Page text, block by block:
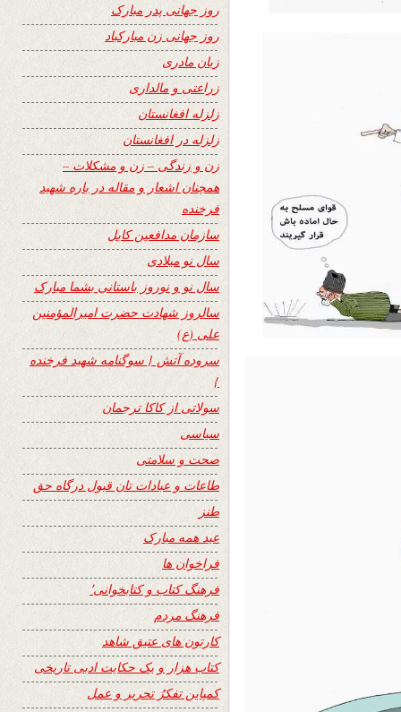
روز جهانی پدر مبارک
روز جهانی زن مبارکباد
زبان مادری
زراعتی و مالداری
زلزله افغانستان
زلزله در افغانستان
زن و زندگی – زن و مشکلات –
همچنان اشعار و مقاله در باره شهید
فرخنده
سازمان مدافعین کابل
سال نو میلادی
سال نو و نوروز باستانی بشما مبارک
سالروز شهادت حضرت امیرالمؤمنین
علی (ع)
سروده آتش { سوگنامه شهید فرخنده
}
سولاتی از کاکا ترجمان
سیاسی
صحت و سلامتی
طاعات و عبادات تان قبول درگاه حق
طنز
عید همه مبارک
فراخوان ها
فرهنگ کتاب و کتابخوانی٬
فرهنگ مردم
کارتون های عتیق شاهد
کتاب هزار و یک حکایت ادبی تاریخی
کمپاین تفکرُ تحریر و عمل